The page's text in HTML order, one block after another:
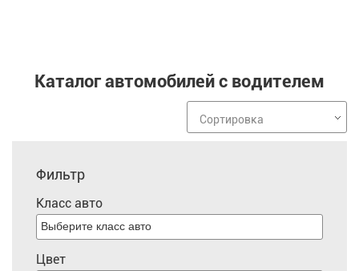
Каталог автомобилей с водителем
Сортировка
Фильтр
Класс авто
Цвет